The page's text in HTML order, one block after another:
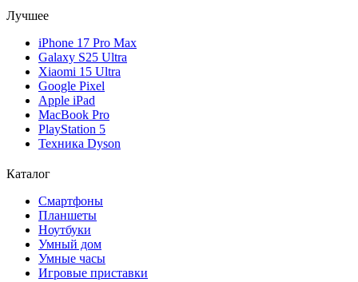
Лучшее
iPhone 17 Pro Max
Galaxy S25 Ultra
Xiaomi 15 Ultra
Google Pixel
Apple iPad
MacBook Pro
PlayStation 5
Техника Dyson
Каталог
Смартфоны
Планшеты
Ноутбуки
Умный дом
Умные часы
Игровые приставки